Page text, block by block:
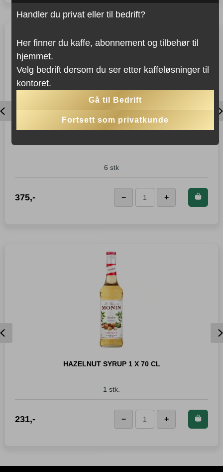
fra
Stelton
6 stk
375,-
Kjøp dette produktet og
spar375Poeng!
− +
LEGG I KURVEN
Previous
HAZELNUT SYRUP 1 X 70 CL
1 stk.
231,-
Kjøp dette produktet og
spar231Poeng!
− +
Previous
Handler du privat eller til bedrift?
Her finner du kaffe, abonnement og tilbehør til
hjemmet.
Velg bedrift dersom du ser etter kaffeløsninger til
kontoret.
Gå til Bedrift
Fortsett som privatkunde